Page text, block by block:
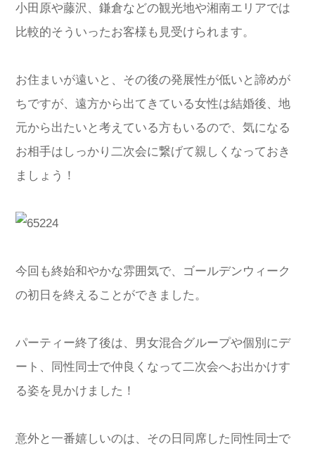
小田原や藤沢、鎌倉などの観光地や湘南エリアでは
比較的そういったお客様も見受けられます。
お住まいが遠いと、その後の発展性が低いと諦めが
ちですが、遠方から出てきている女性は結婚後、地
元から出たいと考えている方もいるので、気になる
お相手はしっかり二次会に繋げて親しくなっておき
ましょう！
今回も終始和やかな雰囲気で、ゴールデンウィーク
の初日を終えることができました。
パーティー終了後は、男女混合グループや個別にデ
ート、同性同士で仲良くなって二次会へお出かけす
る姿を見かけました！
意外と一番嬉しいのは、その日同席した同性同士で